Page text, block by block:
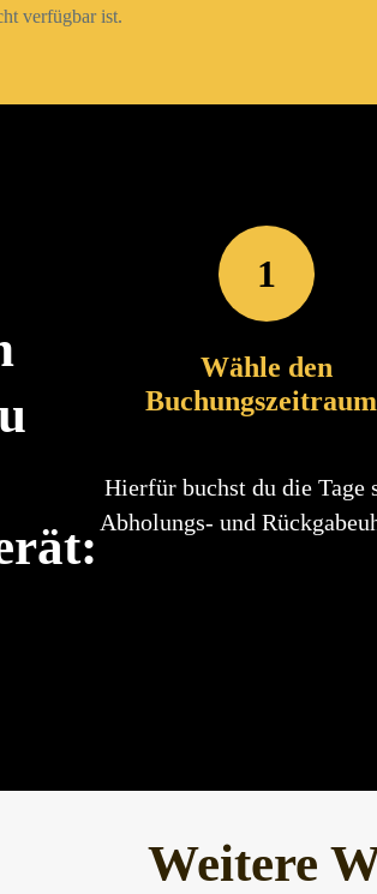
verfügbar ist.
1
Wähle den
Hierfür buchst du die Tage
Abholungs- und
Weitere